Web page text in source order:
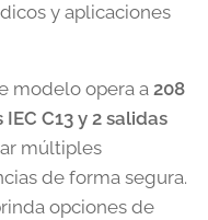
y aplicaciones
modelo opera a 208
IEC C13 y 2 salidas
múltiples
de forma segura.
opciones de